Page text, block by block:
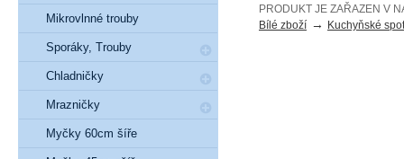
PRODUKT JE ZAŘAZEN V
Bílé zboží → Kuchyňské
Mikrovlnné trouby
Sporáky, Trouby
Chladničky
Mrazničky
Myčky 60cm šíře